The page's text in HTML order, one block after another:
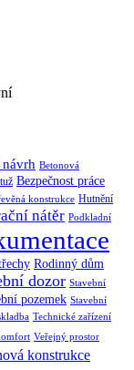
Betonová
Bezpečnost práce
konstrukce Hutnění
nátěr Podkladní
Rodinný dům
dozor Stavební
pozemek Stavební
Technické zařízení
Veřejný prostor
konstrukce